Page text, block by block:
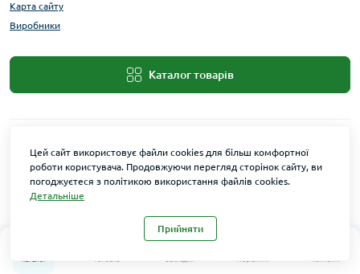
Каталог Головна Закладки
0
Порівняти Контакти
Карта сайту
Виробники
Каталог товарів
Цей сайт використовує файли cookies для більш комфортної
роботи користувача. Продовжуючи перегляд сторінок сайту, ви
погоджуєтеся з політикою використання файлів cookies.
Детальніше
Прийняти